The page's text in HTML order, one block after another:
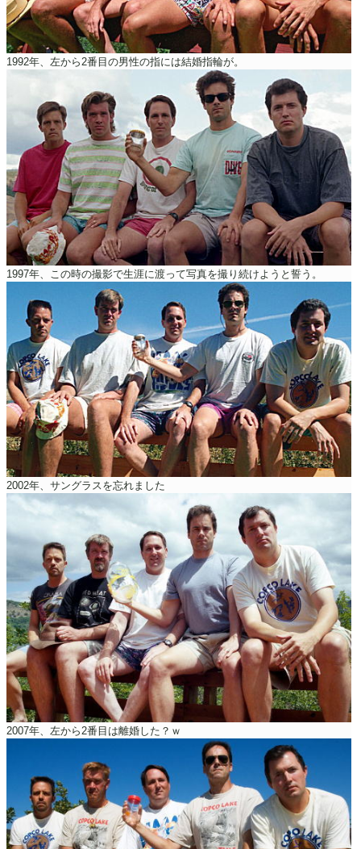
1992年、左から2番目の男性の指には結婚指輪が。
1997年、この時の撮影で生涯に渡って写真を撮り続けようと誓う。
2002年、サングラスを忘れました
2007年、左から2番目は離婚した？ｗ